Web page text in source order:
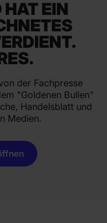
HAT EIN
der Fachpresse
"Goldenen Bullen"
Handelsblatt und
Medien.